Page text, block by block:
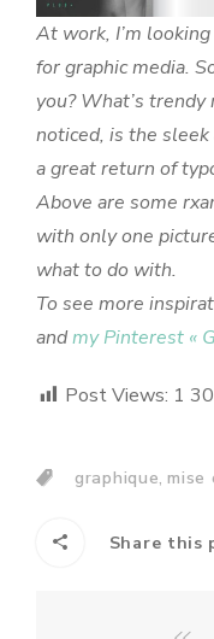
At work, I’m
for graphic media.
you? What’s
noticed, is the
a great return of
Above are some
with only one
what to do with.
To see more
andmy Pinterest «
Post Views: 1
graphique,mise
Share this